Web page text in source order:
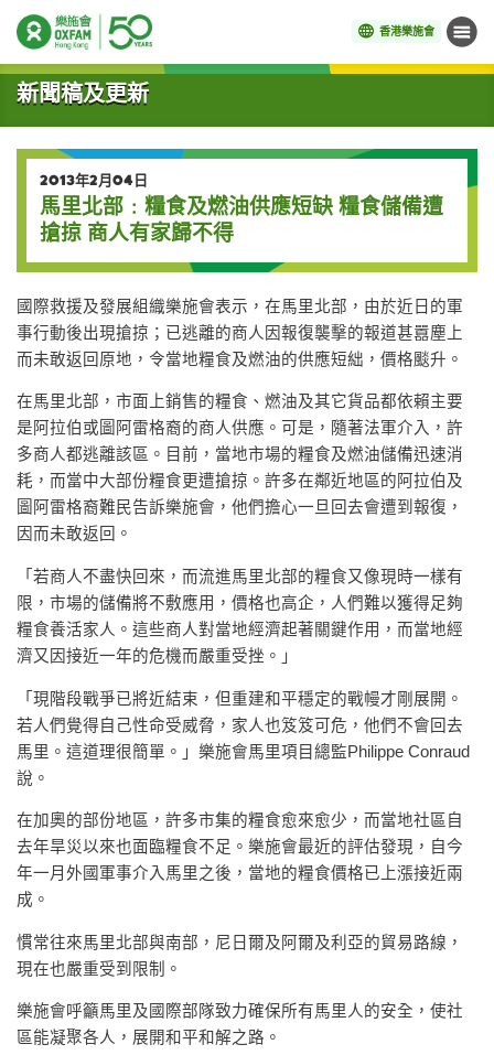
香港樂施會 目錄
開始主要內容
新聞稿及更新
2013年2月04日
馬里北部﹕糧食及燃油供應短缺 糧食儲備遭
搶掠 商人有家歸不得
國際救援及發展組織樂施會表示，在馬里北部，由於近日的軍
事行動後出現搶掠；已逃離的商人因報復襲擊的報道甚囂塵上
而未敢返回原地，令當地糧食及燃油的供應短絀，價格颷升。
在馬里北部，市面上銷售的糧食、燃油及其它貨品都依賴主要
是阿拉伯或圖阿雷格裔的商人供應。可是，隨著法軍介入，許
多商人都逃離該區。目前，當地市場的糧食及燃油儲備迅速消
耗，而當中大部份糧食更遭搶掠。許多在鄰近地區的阿拉伯及
圖阿雷格裔難民告訴樂施會，他們擔心一旦回去會遭到報復，
因而未敢返回。
「若商人不盡快回來，而流進馬里北部的糧食又像現時一樣有
限，市場的儲備將不敷應用，價格也高企，人們難以獲得足夠
糧食養活家人。這些商人對當地經濟起著關鍵作用，而當地經
濟又因接近一年的危機而嚴重受挫。」
「現階段戰爭已將近結束，但重建和平穩定的戰幔才剛展開。
若人們覺得自己性命受威脅，家人也笈笈可危，他們不會回去
馬里。這道理很簡單。」樂施會馬里項目總監Philippe Conraud
說。
在加奧的部份地區，許多市集的糧食愈來愈少，而當地社區自
去年旱災以來也面臨糧食不足。樂施會最近的評估發現，自今
年一月外國軍事介入馬里之後，當地的糧食價格已上漲接近兩
成。
慣常往來馬里北部與南部，尼日爾及阿爾及利亞的貿易路線，
現在也嚴重受到限制。
樂施會呼籲馬里及國際部隊致力確保所有馬里人的安全，使社
區能凝聚各人，展開和平和解之路。